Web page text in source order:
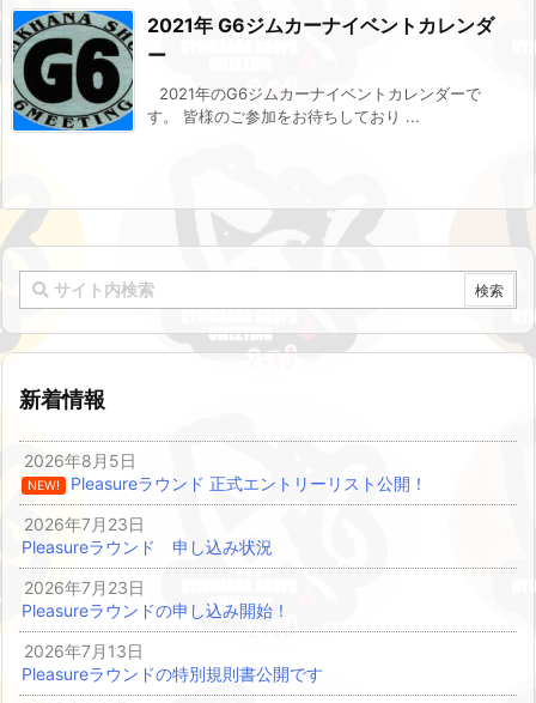
2021年 G6ジムカーナイベントカレンダ
ー
2021年のG6ジムカーナイベントカレンダーで
す。 皆様のご参加をお待ちしており ...
新着情報
2026年8月5日
NEW!
Pleasureラウンド 正式エントリーリスト公開！
2026年7月23日
Pleasureラウンド 申し込み状況
2026年7月23日
Pleasureラウンドの申し込み開始！
2026年7月13日
Pleasureラウンドの特別規則書公開です